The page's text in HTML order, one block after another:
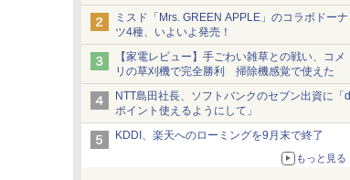
ショーツは1990円に
ミスド「Mrs. GREEN APPLE」のコラボドーナ
ツ4種、いよいよ発売！
【家電レビュー】手ごわい雑草との戦い、コメ
リの草刈機で完全勝利 掃除機感覚で使えた
NTT島田社長、ソフトバンクのセブン出資に「d
ポイント使えるようにして」
KDDI、楽天へのローミングを9月末で終了
もっと見る